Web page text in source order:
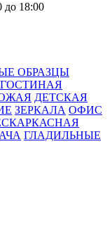
до 18:00
ОБРАЗЦЫ
ГОСТИНАЯ
ДЕТСКАЯ
ЗЕРКАЛА ОФИС
ГЛАДИЛЬНЫЕ